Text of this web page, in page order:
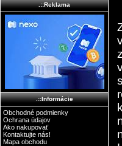
.::Reklama
.::Informácie
Obchodné podmienky
Ochrana údajov
Ako nakupovať
Kontaktujte nás!
Mapa obchodu